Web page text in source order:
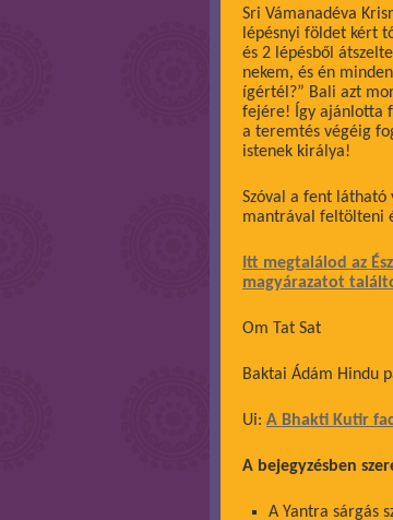
Sri Vámanadéva
lépésnyi földet kért
és 2 lépésből
nekem, és én
ígértél?” Bali azt
fejére! Így ajánlotta
a teremtés végéig
istenek királya!
Szóval a fent
mantrával feltölteni
Itt megtalálod az
magyárazatot
Om Tat Sat
Baktai Ádám Hindu
Ui: A Bhakti Kutir
A bejegyzésben
A Yantra sárgás